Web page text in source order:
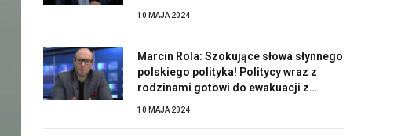
10 MAJA 2024
Marcin Rola: Szokujące słowa słynnego
polskiego polityka! Politycy wraz z
rodzinami gotowi do ewakuacji z
10 MAJA 2024